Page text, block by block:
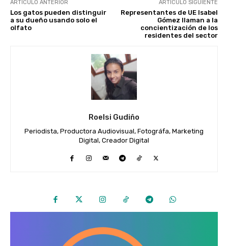
ARTÍCULO ANTERIOR
Los gatos pueden distinguir
a su dueño usando solo el
olfato
ARTÍCULO SIGUIENTE
Representantes de UE Isabel
Gómez llaman a la
concientización de los
residentes del sector
Roelsi Gudiño
Periodista, Productora Audiovisual, Fotográfa, Marketing
Digital, Creador Digital